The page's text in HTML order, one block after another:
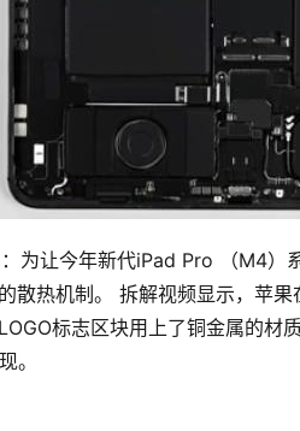
：为让今年新代iPad Pro （M4）
散热机制。 拆解视频显示，苹
标志区块用上了铜金属的
。